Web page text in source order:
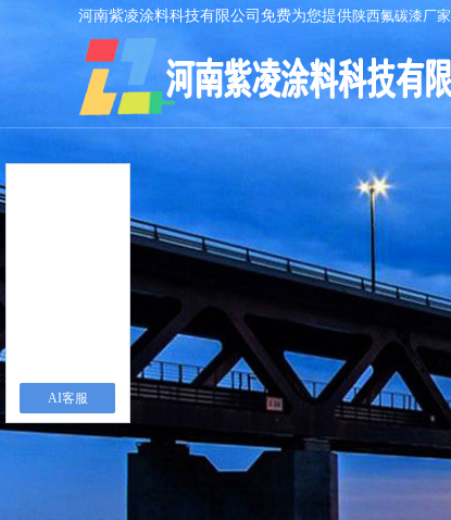
河南紫凌涂料科技有限公司免费为您提供陕西氟碳漆厂家
AI客服